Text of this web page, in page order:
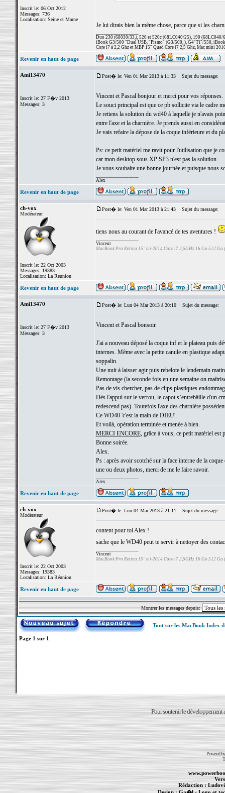
Inscrit le: 06 Oct 2012
Messages: 736
Localisation: Seine et Marne
Je lui dirais bien la même chose, parce que si les
Duo 230 (68030/33,), 520 et 520c (68LC040/25), 190 (68LC040/
iBook G3/500 "Dual USB, "Pismo" (G3/500, ), G4"Ti"/550,
Core i7 à 2,2 Ghz et MBP 15" Quad Core i7 2,5 Ghz, Mac mini
Revenir en haut de page
Ami13470
Inscrit le: 27 F�v 2013
Messages: 3
Post� le: Ven 01 Mar 2013 à 11:33 Sujet du message:
Vincent et Pascal bonjour et merci pour vos réponses.
Le souci principal est que ce pb sollicite via le cadre
Je retiens la solution du wd40 à laquelle je n'avais
entre l'axe et la charnière. Je prends aussi en
Je vais refaire la dépose de la coque inférieure et du
Ps: ce petit matériel me ravit pour l'utilisation que je
car mon desktop sous XP SP3 n'est pas la solution.
Je vous souhaite une bonne journée et puisque nous
Alex
Revenir en haut de page
ch-vox
Modérateur
Inscrit le: 22 Oct 2003
Messages: 19383
Localisation: La Réunion
Post� le: Ven 01 Mar 2013 à 21:43 Sujet du message:
tiens nous au courant de l'avancé de tes aventures !
Vincent
MacBook Pro Retina 15" mi-2014 Core i7 2,5GHz 16 Go 512 Go
Revenir en haut de page
Ami13470
Inscrit le: 27 F�v 2013
Messages: 3
Post� le: Lun 04 Mar 2013 à 20:10 Sujet du message:
Vincent et Pascal bonsoir.
J'ai a nouveau déposé la coque inf et le plateau puis
internes. Même avec la petite canule en plastique
soppalin.
Une nuit à laisser agir puis rebelote le lendemain
Remontage (la seconde fois en une semaine on
Pas de vis chercher, pas de clips plastiques
Dès l'appui sur le verrou, le capot s’entrebâille d'un
redescend pas). Toutefois l'axe des charnière
Ce WD40 'c'est la main de DIEU'.
Et voilà, opération terminée et menée à bien.
MERCI ENCORE, grâce à vous, ce petit matériel est
Bonne soirée.
Alex.
Ps : après avoir scotché sur la face interne de la
une ou deux photos, merci de me le faire savoir.
Alex
Revenir en haut de page
ch-vox
Modérateur
Inscrit le: 22 Oct 2003
Messages: 19383
Localisation: La Réunion
Post� le: Lun 04 Mar 2013 à 21:11 Sujet du message:
content pour toi Alex !
sache que le WD40 peut te servir à nettoyer des
Vincent
MacBook Pro Retina 15" mi-2014 Core i7 2,5GHz 16 Go 512 Go
Revenir en haut de page
Montrer les messages depuis:
Tout sur les MacBook Index
Page 1 sur 1
Pour soutenir le développement
Powered
Rédaction :